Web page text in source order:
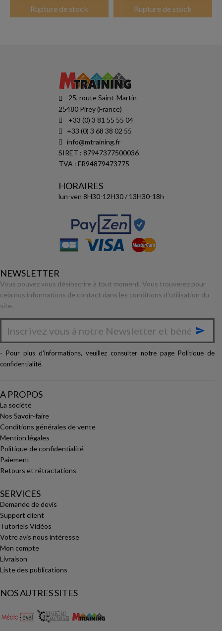
Rupture de stock Rupture de stock
25, route Saint-Martin
25480 Pirey (France)
+33 (0) 3 81 55 55 04
+33 (0) 3 68 38 02 55
info@mtraining.fr
SIRET : 87947377500036
TVA : FR94879473775
HORAIRES
lun-ven 8H30-12H30 / 13H30-18h
NEWSLETTER
Vous pouvez vous désinscrire à tout moment. Vous trouverez pour
cela nos informations de contact dans les conditions d'utilisation du
site.

- Pour plus d'informations, veuillez consulter notre page Politique de
confidentialité.
A PROPOS
La société
Nos Savoir-faire
Conditions générales de vente
Mention légales
Politique de confidentialité
Paiement
Retours et rétractations
SERVICES
Demande de devis
Support client
Tutoriels Vidéos
Votre avis nous intéresse
Mon compte
Livraison
Liste des publications
NOS AUTRES SITES